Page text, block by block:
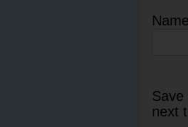
next